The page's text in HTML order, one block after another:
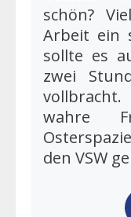
schön?
Arbeit ein
sollte es
zwei
wahre
den VSW